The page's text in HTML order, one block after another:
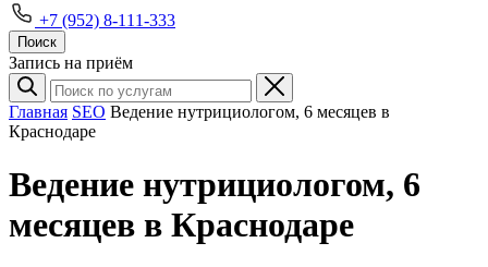
+7 (952) 8-111-333
Поиск
Запись на приём
Главная SEO Ведение нутрициологом, 6 месяцев в
Краснодаре
Ведение нутрициологом, 6
месяцев в Краснодаре